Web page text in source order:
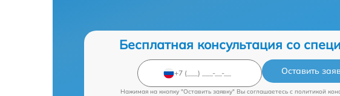
Бесплатная консультация со
Оставить
Нажимая на кнопку "Оставить заявку" Вы соглашаетесь c политикой